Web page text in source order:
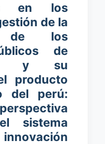
en los
de la
de los
de
y su
producto
del perú:
sistema